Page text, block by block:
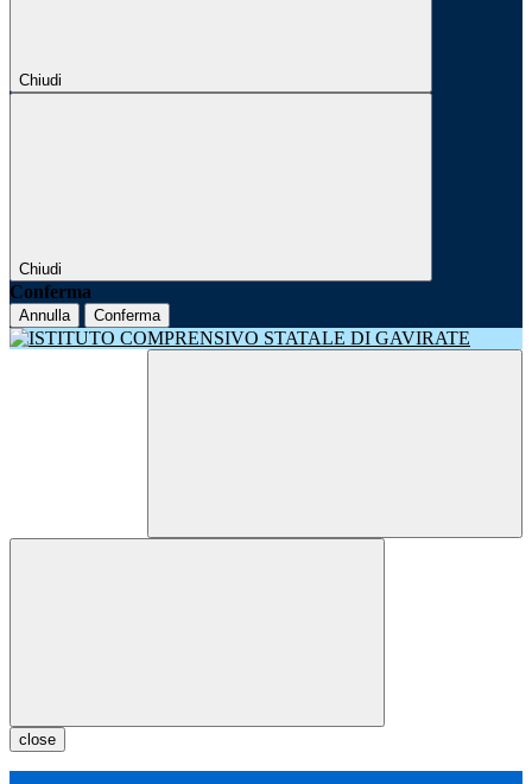
Chiudi
Chiudi
Conferma
Annulla Conferma
close